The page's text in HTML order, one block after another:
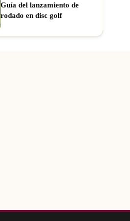
Guía del lanzamiento de
rodado en disc golf